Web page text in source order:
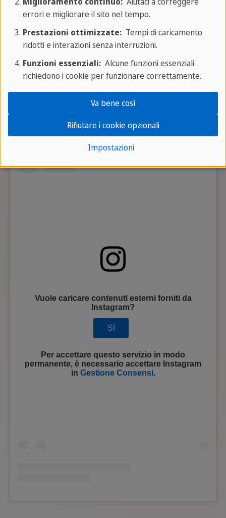
Siamo a un solo messaggio di distanza
Perché la comunità ama SPRACHCAFFE
Barcellona
Vuole caricare contenuti esterni forniti da
Instagram?
Sì
Per accettare questo servizio in modo
permanente, è necessario accettare Instagram
in Gestione Consensi.
errori e migliorare il sito nel tempo.
Prestazioni ottimizzate:Tempi di caricamento
ridotti e interazioni senza interruzioni.
Funzioni essenziali:Alcune funzioni essenziali
richiedono i cookie per funzionare correttamente.
Impostazioni
Rifiutare i cookie opzionali
Va bene così